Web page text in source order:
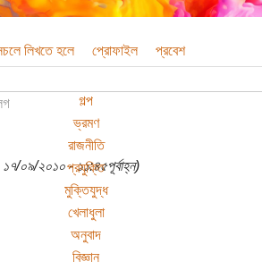
লিখতে হলে প্রোফাইল প্রবেশ
গল্প
ভ্রমণ
রাজনীতি
প্রযুক্তি
মুক্তিযুদ্ধ
খেলাধুলা
অনুবাদ
বিজ্ঞান
০৯/২০১০ - ১১:৪৫পূর্বাহ্ন)